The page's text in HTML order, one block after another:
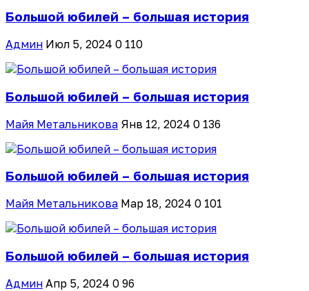
Большой юбилей – большая история
Админ Июл 5, 2024 0 110
Большой юбилей – большая история
Майя Метальникова Янв 12, 2024 0 136
Большой юбилей – большая история
Майя Метальникова Мар 18, 2024 0 101
Большой юбилей – большая история
Админ Апр 5, 2024 0 96